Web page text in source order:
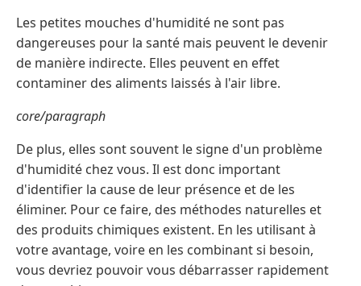
Les petites mouches d'humidité ne sont pas
dangereuses pour la santé mais peuvent le devenir
de manière indirecte. Elles peuvent en effet
contaminer des aliments laissés à l'air libre.
core/paragraph
De plus, elles sont souvent le signe d'un problème
d'humidité chez vous. Il est donc important
d'identifier la cause de leur présence et de les
éliminer. Pour ce faire, des méthodes naturelles et
des produits chimiques existent. En les utilisant à
votre avantage, voire en les combinant si besoin,
vous devriez pouvoir vous débarrasser rapidement